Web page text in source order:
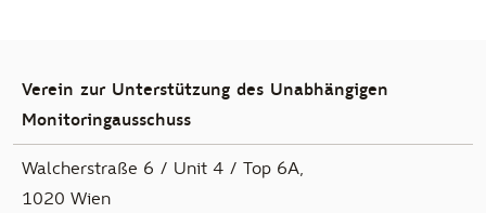
Verein zur Unterstützung des Unabhängigen
Monitoringausschuss
Walcherstraße 6 / Unit 4 / Top 6A,
1020 Wien